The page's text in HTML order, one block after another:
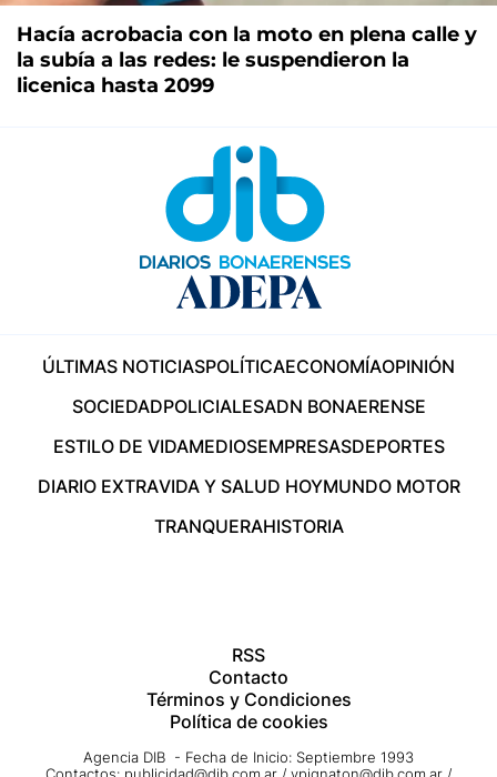
Hacía acrobacia con la moto en plena calle y
la subía a las redes: le suspendieron la
licenica hasta 2099
ÚLTIMAS NOTICIASPOLÍTICAECONOMÍAOPINIÓN
SOCIEDADPOLICIALESADN BONAERENSE
ESTILO DE VIDAMEDIOSEMPRESASDEPORTES
DIARIO EXTRAVIDA Y SALUD HOYMUNDO MOTOR
TRANQUERAHISTORIA
RSS
Contacto
Términos y Condiciones
Política de cookies
Agencia DIB - Fecha de Inicio: Septiembre 1993